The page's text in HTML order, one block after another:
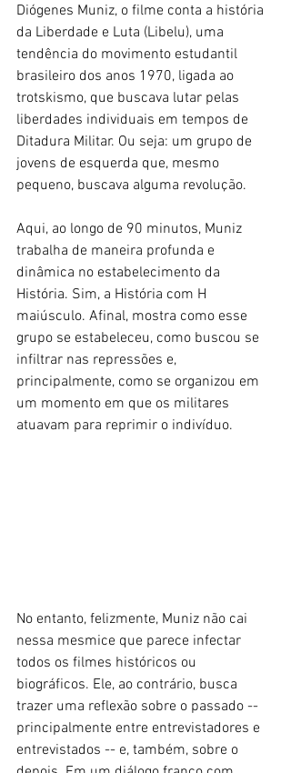
Diógenes Muniz, o filme conta a história
da Liberdade e Luta (Libelu), uma
tendência do movimento estudantil
brasileiro dos anos 1970, ligada ao
trotskismo, que buscava lutar pelas
liberdades individuais em tempos de
Ditadura Militar. Ou seja: um grupo de
jovens de esquerda que, mesmo
pequeno, buscava alguma revolução.
Aqui, ao longo de 90 minutos, Muniz
trabalha de maneira profunda e
dinâmica no estabelecimento da
História. Sim, a História com H
maiúsculo. Afinal, mostra como esse
grupo se estabeleceu, como buscou se
infiltrar nas repressões e,
principalmente, como se organizou em
um momento em que os militares
atuavam para reprimir o indivíduo.
No entanto, felizmente, Muniz não cai
nessa mesmice que parece infectar
todos os filmes históricos ou
biográficos. Ele, ao contrário, busca
trazer uma reflexão sobre o passado --
principalmente entre entrevistadores e
entrevistados -- e, também, sobre o